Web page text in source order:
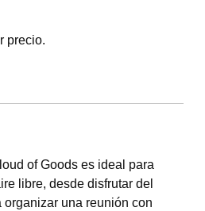
precio.
of Goods es ideal para
libre, desde disfrutar del
una reunión con